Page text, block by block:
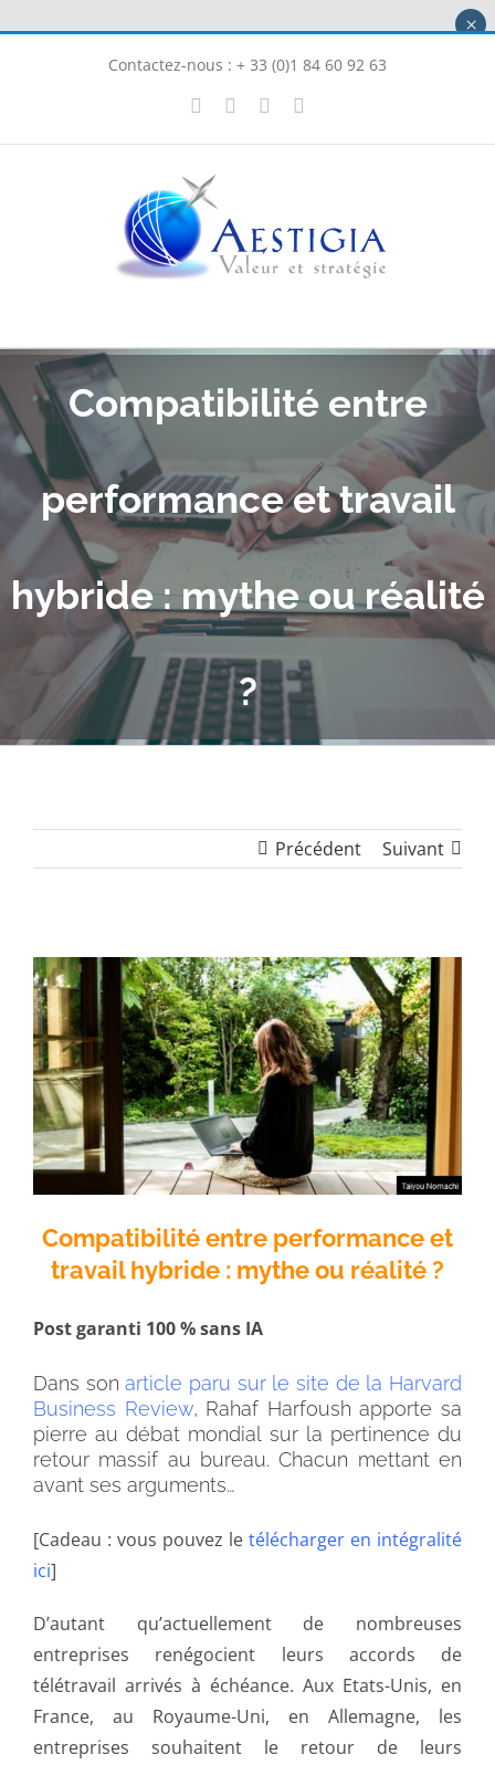
Contactez-nous : + 33 (0)1 84 60 92 63
LinkedInInstagram
Compatibilité entre
performance et travail
hybride : mythe ou réalité
?
Précédent Suivant
Compatibilité entre performance et
travail hybride : mythe ou réalité ?
Post garanti 100 % sans IA
Dans sonarticle paru sur le site de la Harvard
Business Review, Rahaf Harfoush apporte sa
pierre au débat mondial sur la pertinence du
retour massif au bureau. Chacun mettant en
avant ses arguments…
[Cadeau : vous pouvez le télécharger en intégralité
ici]
D’autant qu’actuellement de nombreuses
entreprises renégocient leurs accords de
télétravail arrivés à échéance. Aux Etats-Unis, en
France, au Royaume-Uni, en Allemagne, les
entreprises souhaitent le retour de leurs
×